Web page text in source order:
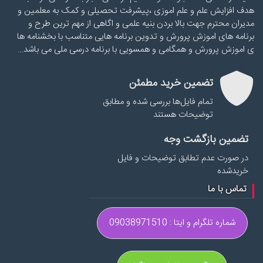
هدف افزایش علم و علم اموزی ،پیشرفت تحصیلی و کمک به معلمین و
مدیران محترم جهت بالا بردن بنیه علمی و اگاهی از مهم ترین طرح و
برنامه های اموزش پرورش و تدوین برنامه هایی متناسب با بخشنامه ها
ی اموزش پرورش و همگامی و همسویی با برنامه درسی ملی می باشد…
تضمین خرید مطمئن
تمام فایل‌ها بررسی شده و مطابق
توضیحات هستند
تضمین بازگشت وجه
در صورت عدم تطابق توضیحات و فایل
خریدشده
تماس با ما
شماره تلگرام و ایتا : 09038971510